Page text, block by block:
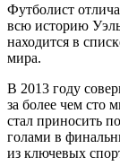
Футболист
всю историю
находится в
мира.
В 2013 году
за более чем сто
стал приносить
голами в
из ключевых